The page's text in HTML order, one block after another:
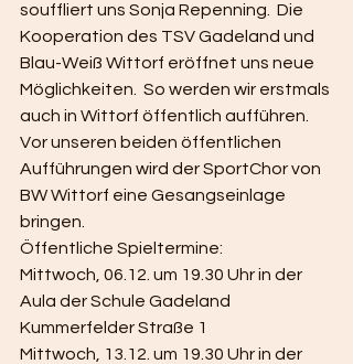
souffliert uns Sonja Repenning.  Die
Kooperation des TSV Gadeland und
Blau-Weiß Wittorf eröffnet uns neue
Möglichkeiten.  So werden wir erstmals
auch in Wittorf öffentlich aufführen.
Vor unseren beiden öffentlichen
Aufführungen wird der SportChor von
BW Wittorf eine Gesangseinlage
bringen.
Öffentliche Spieltermine:
Mittwoch, 06.12. um 19.30 Uhr in der
Aula der Schule Gadeland
Kummerfelder Straße 1
Mittwoch, 13.12. um 19.30 Uhr in der